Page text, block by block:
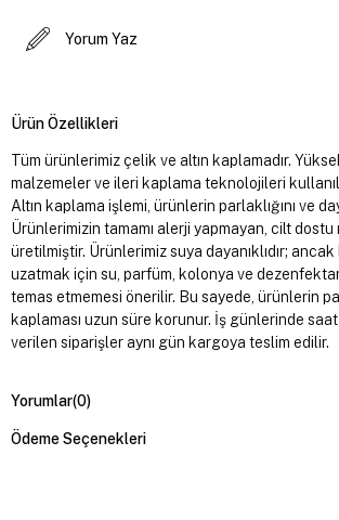
Yorum Yaz
Ürün Özellikleri
Tüm ürünlerimiz çelik ve altın kaplamadır.
malzemeler ve ileri kaplama teknolojileri
Altın kaplama işlemi, ürünlerin parlaklığını ve
Ürünlerimizin tamamı alerji yapmayan, cilt
üretilmiştir. Ürünlerimiz suya dayanıklıdır;
uzatmak için su, parfüm, kolonya ve
temas etmemesi önerilir. Bu sayede, ürünlerin
kaplaması uzun süre korunur. İş günlerinde
verilen siparişler aynı gün kargoya teslim edilir.
Yorumlar(0)
Ödeme Seçenekleri